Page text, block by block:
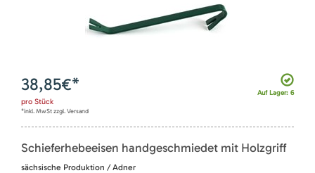
Auf Lager: 6
38,85€*
pro Stück
*inkl. MwSt zzgl. Versand
Schieferhebeeisen handgeschmiedet mit Holzgriff
sächsische Produktion / Adner